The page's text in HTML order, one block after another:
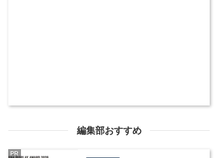
編集部おすすめ
PR